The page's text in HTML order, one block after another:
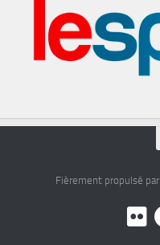
Fièrement propulsé par